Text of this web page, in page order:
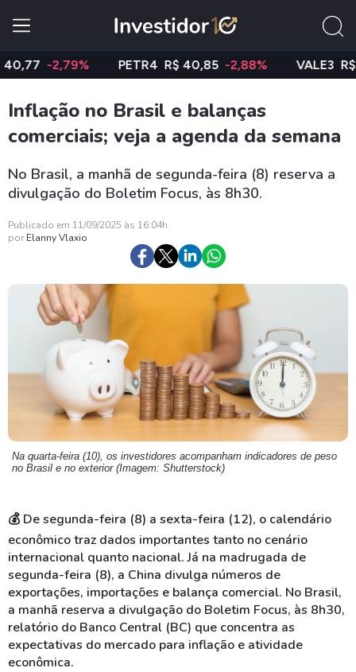
-2,79% PETR4 R$ 40,85 -2,88% VALE3 R$ 74,97
Inflação no Brasil e balanças
comerciais; veja a agenda da semana
No Brasil, a manhã de segunda-feira (8) reserva a
divulgação do Boletim Focus, às 8h30.
Publicado em 11/09/2025 às 16:04h
por Elanny Vlaxio
Na quarta-feira (10), os investidores acompanham indicadores de peso
no Brasil e no exterior (Imagem: Shutterstock)
💰 De segunda-feira (8) a sexta-feira (12), o calendário
econômico traz dados importantes tanto no cenário
internacional quanto nacional. Já na madrugada de
segunda-feira (8), a China divulga números de
exportações, importações e balança comercial. No Brasil,
a manhã reserva a divulgação do Boletim Focus, às 8h30,
relatório do Banco Central (BC) que concentra as
expectativas do mercado para inflação e atividade
econômica.